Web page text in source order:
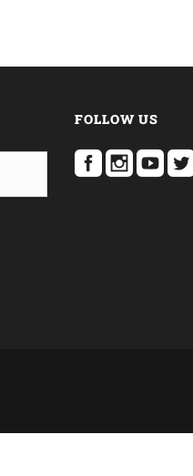
FOLLOW US